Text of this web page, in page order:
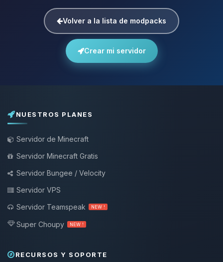
Volver a la lista de modpacks
Crear mi servidor
NUESTROS PLANES
Servidor de Minecraft
Servidor Minecraft Gratis
Servidor Bungee / Velocity
Servidor VPS
Servidor Teamspeak
NEW !
Super Choupy NEW !
RECURSOS Y SOPORTE